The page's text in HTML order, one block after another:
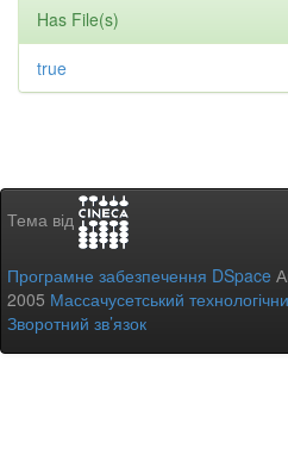
Has File(s)
true
Тема від
Програмне забезпечення DSpace
2005 Массачусетський
Зворотний зв’язок